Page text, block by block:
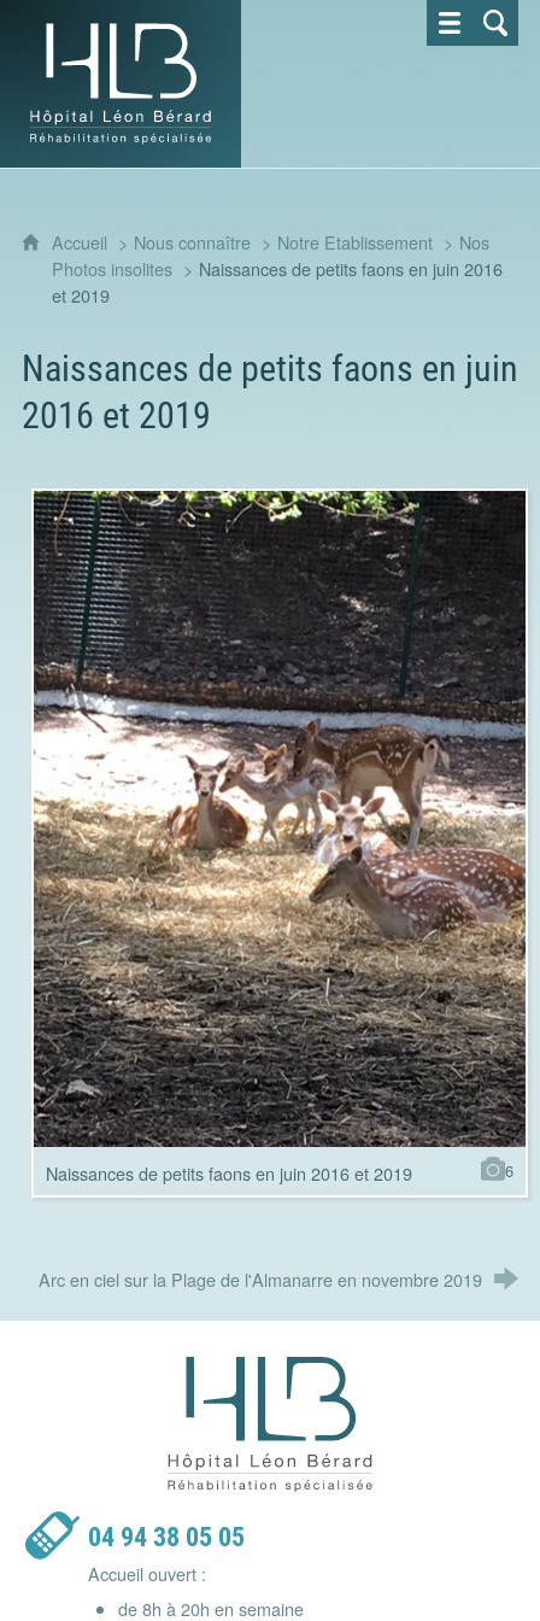
Hôpital Léon Bérard - Réhabilitation spécialisée
Accueil Nous connaître Notre Etablissement
Nos
Photos insolites
Naissances de petits faons en juin 2016
et 2019
Naissances de petits faons en juin
2016 et 2019
Naissances de petits faons en juin 2016 et 2019 6
Arc en ciel sur la Plage de l'Almanarre en novembre 2019
Hôpital Léon Bérard -
04 94 38 05 05
Accueil ouvert :
de 8h à 20h en semaine